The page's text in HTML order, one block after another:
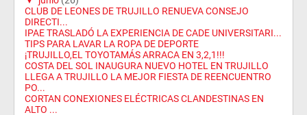
CLUB DE LEONES DE TRUJILLO RENUEVA CONSEJO
DIRECTI...
IPAE TRASLADÓ LA EXPERIENCIA DE CADE UNIVERSITARI...
TIPS PARA LAVAR LA ROPA DE DEPORTE
¡TRUJILLO,EL TOYOTAMÁS ARRACA EN 3,2,1!!!
COSTA DEL SOL INAUGURA NUEVO HOTEL EN TRUJILLO
LLEGA A TRUJILLO LA MEJOR FIESTA DE REENCUENTRO
PO...
CORTAN CONEXIONES ELÉCTRICAS CLANDESTINAS EN
ALTO ...